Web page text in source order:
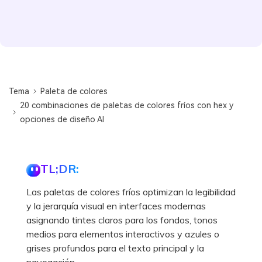
Tema
Paleta de colores
20 combinaciones de paletas de colores fríos con hex y
opciones de diseño AI
TL;DR:
Las paletas de colores fríos optimizan la legibilidad
y la jerarquía visual en interfaces modernas
asignando tintes claros para los fondos, tonos
medios para elementos interactivos y azules o
grises profundos para el texto principal y la